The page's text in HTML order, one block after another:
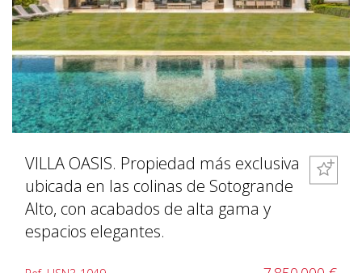
VILLA OASIS. Propiedad más exclusiva
ubicada en las colinas de Sotogrande
Alto, con acabados de alta gama y
espacios elegantes.